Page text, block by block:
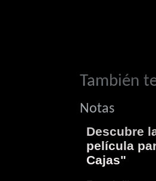
También
Notas
Descubre
película
Cajas"